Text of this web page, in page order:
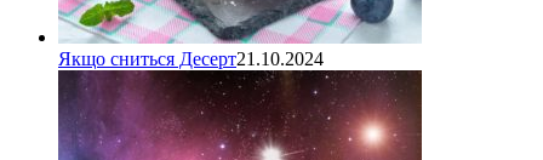
Якщо сниться Десерт21.10.2024